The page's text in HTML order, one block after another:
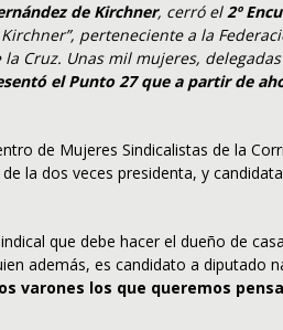
de Kirchner, cerró el2º
perteneciente a la
Cruz. Unas mil mujeres,
el Punto 27 que a partir de
de Mujeres Sindicalistas de la
la dos veces presidenta, y
que debe hacer el dueño de
además, es candidato a diputado
varones los que queremos